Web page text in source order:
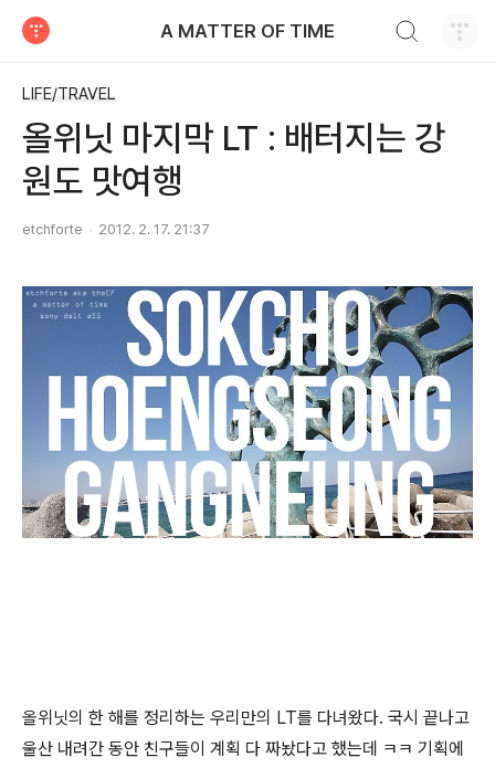
A MATTER OF TIME
LIFE/TRAVEL
올위닛 마지막 LT : 배터지는 강
원도 맛여행
etchforte 2012. 2. 17. 21:37
올위닛의 한 해를 정리하는 우리만의 LT를 다녀왔다. 국시 끝나고
울산 내려간 동안 친구들이 계획 다 짜놨다고 했는데 ㅋㅋ 기획에